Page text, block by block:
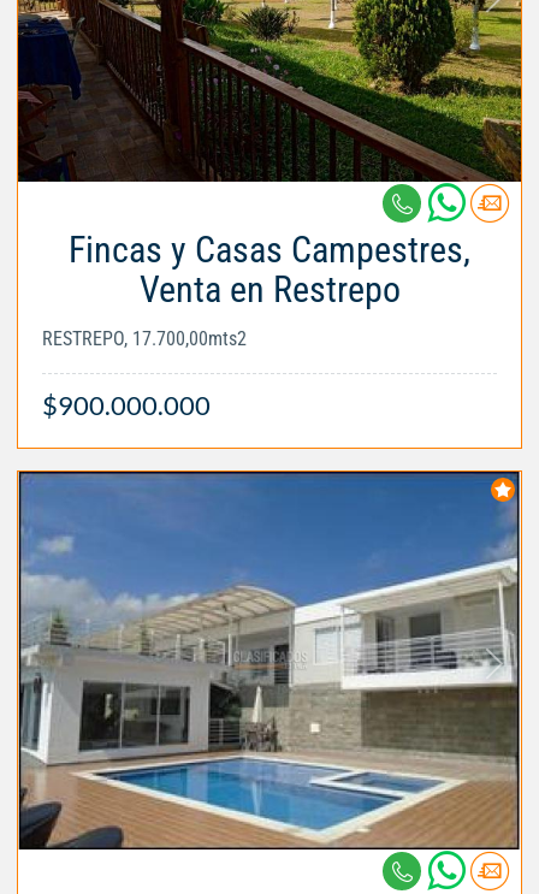
Fincas y Casas Campestres,
Venta en Restrepo
RESTREPO, 17.700,00mts2
$900.000.000